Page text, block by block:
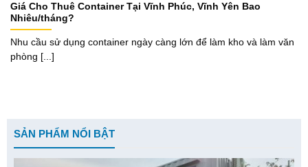
Giá Cho Thuê Container Tại Vĩnh Phúc, Vĩnh Yên Bao
Nhiêu/tháng?
Nhu cầu sử dụng container ngày càng lớn để làm kho và làm văn
phòng [...]
SẢN PHẨM NỔI BẬT